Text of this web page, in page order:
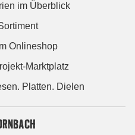
im Überblick
Onlineshop
Marktplatz
Platten. Dielen